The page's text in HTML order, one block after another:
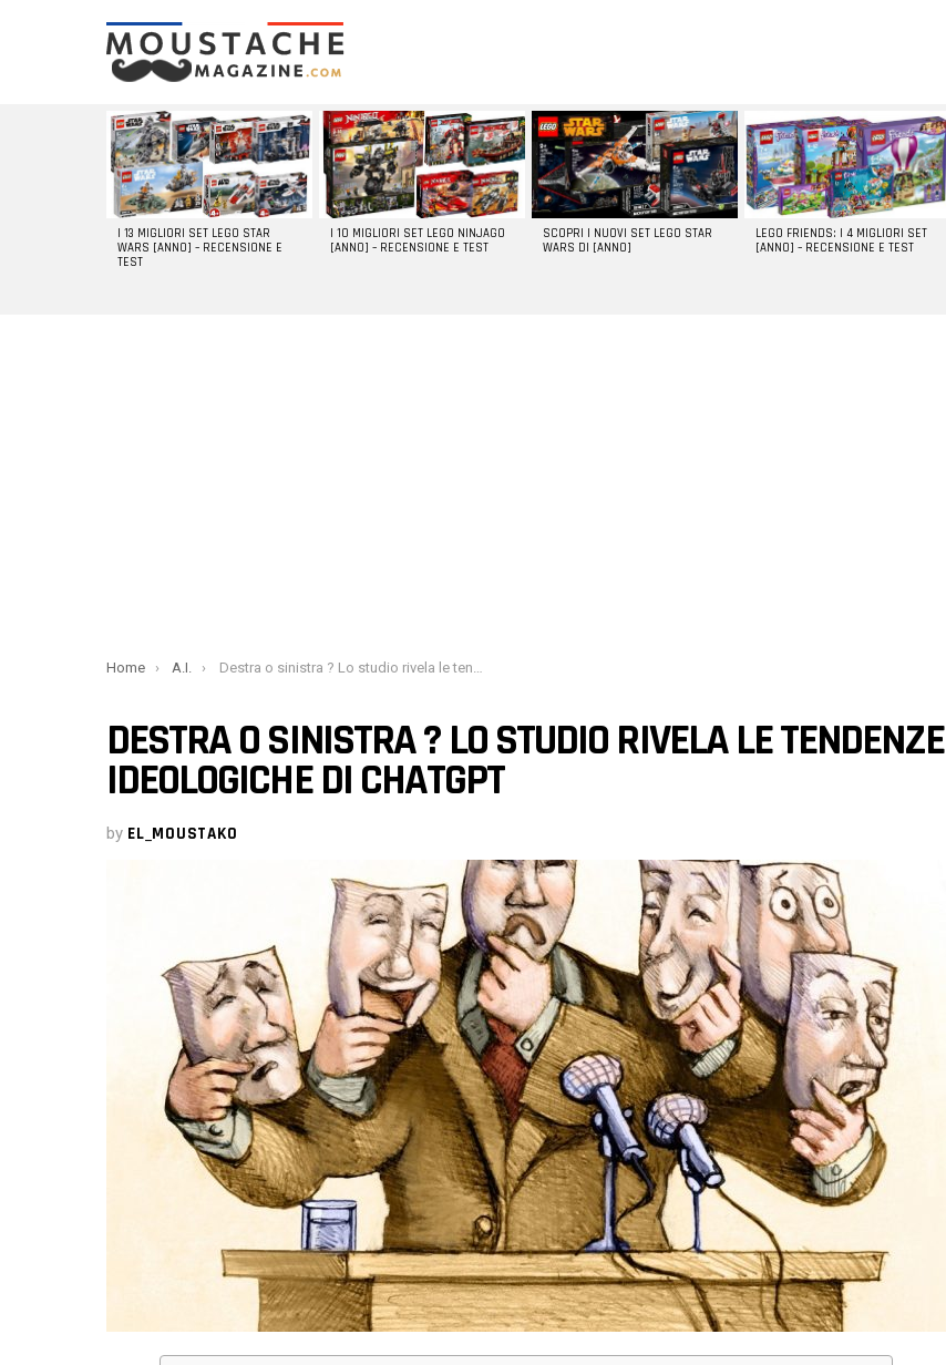
LATEST
STORIES
I 13 MIGLIORI SET LEGO STAR
WARS [ANNO] – RECENSIONE E
TEST
I 10 MIGLIORI SET LEGO NINJAGO
[ANNO] – RECENSIONE E TEST
SCOPRI I NUOVI SET LEGO STAR
WARS DI [ANNO]
LEGO FRIENDS: I 4 MIGLIORI SET
[ANNO] – RECENSIONE E TEST
You are here:
Home A.I. Destra o sinistra ? Lo studio rivela le tendenze ideologiche di ChatGPT
DESTRA O SINISTRA ? LO STUDIO RIVELA LE TENDENZE
IDEOLOGICHE DI CHATGPT
by EL_MOUSTAKO